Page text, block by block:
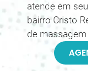
atende em
bairro Cristo
de